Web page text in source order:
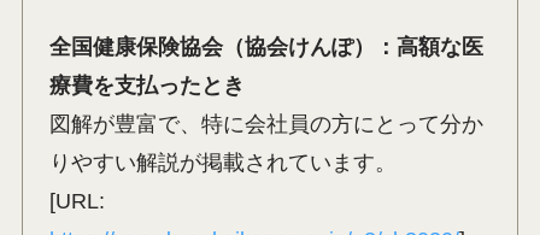
全国健康保険協会（協会けんぽ）：高額な医
療費を支払ったとき
図解が豊富で、特に会社員の方にとって分か
りやすい解説が掲載されています。
[URL: